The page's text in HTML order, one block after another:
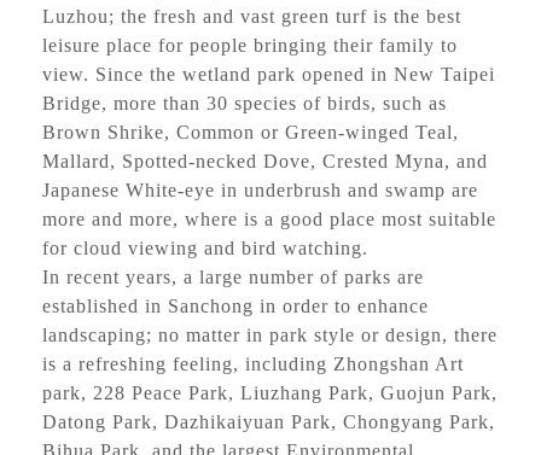
地區有焚風發生的機率，明(10)日白天臺東縣為
橙色燈號，有連續出現36度高溫的機率，請加強
注意。臺北市、新北市、桃園市、花蓮縣為黃色
2026-08-08, 17:00│新北市政府
颱風來襲，預計於 115 年 8 月 8 日 17 時整執行
市轄橫移門、越堤道及堤外便道只出不進管制，
並於 18 時整執行橫移門、越堤道及堤外便道封
閉作業；管制範圍為『二重疏...
開放路邊停車
2026-08-08, 17:00│新北市政府
交通局指出，橫移門周邊部分紅黃線開放停車路
段，包含新店溪流域、大漢溪右岸與左岸、淡水
河流域等處，部分為雙邊開放停車，部分為單
邊，詳洽新北市府官網。 交通局補充...
開放路邊停車
2026-08-08, 17:00│新北市政府
Luzhou; the fresh and vast green turf is the best
leisure place for people bringing their family to
view. Since the wetland park opened in New Taipei
Bridge, more than 30 species of birds, such as
Brown Shrike, Common or Green-winged Teal,
Mallard, Spotted-necked Dove, Crested Myna, and
Japanese White-eye in underbrush and swamp are
more and more, where is a good place most suitable
for cloud viewing and bird watching.
In recent years, a large number of parks are
established in Sanchong in order to enhance
landscaping; no matter in park style or design, there
is a refreshing feeling, including Zhongshan Art
park, 228 Peace Park, Liuzhang Park, Guojun Park,
Datong Park, Dazhikaiyuan Park, Chongyang Park,
Bihua Park, and the largest Environmental